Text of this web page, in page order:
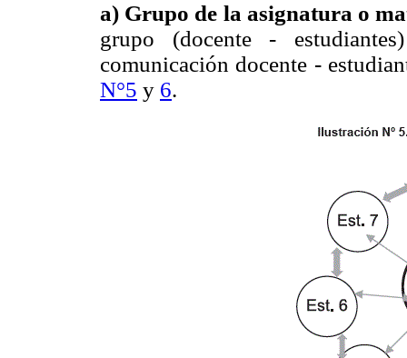
a) Grupo de la asignatura o
grupo (docente -
comunicación docente -
N°5 y 6.